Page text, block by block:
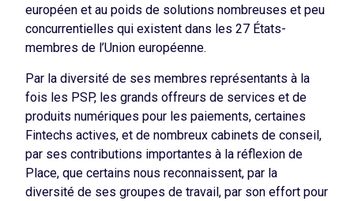
européen et au poids de solutions nombreuses et peu
concurrentielles qui existent dans les 27 États-
membres de l’Union européenne.
Par la diversité de ses membres représentants à la
fois les PSP, les grands offreurs de services et de
produits numériques pour les paiements, certaines
Fintechs actives, et de nombreux cabinets de conseil,
par ses contributions importantes à la réflexion de
Place, que certains nous reconnaissent, par la
diversité de ses groupes de travail, par son effort pour